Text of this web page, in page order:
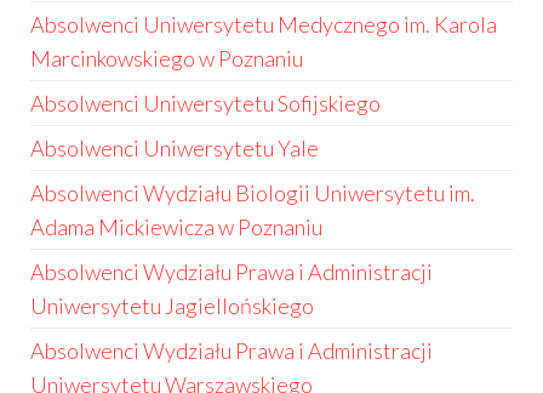
Absolwenci Uniwersytetu Medycznego im. Karola
Marcinkowskiego w Poznaniu
Absolwenci Uniwersytetu Sofijskiego
Absolwenci Uniwersytetu Yale
Absolwenci Wydziału Biologii Uniwersytetu im.
Adama Mickiewicza w Poznaniu
Absolwenci Wydziału Prawa i Administracji
Uniwersytetu Jagiellońskiego
Absolwenci Wydziału Prawa i Administracji
Uniwersytetu Warszawskiego